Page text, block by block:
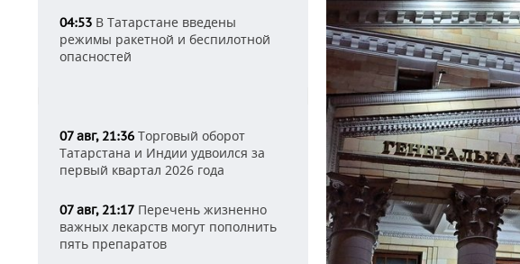
04:53 В Татарстане введены
режимы ракетной и беспилотной
опасностей
07 авг, 21:36 Торговый оборот
Татарстана и Индии удвоился за
первый квартал 2026 года
07 авг, 21:17 Перечень жизненно
важных лекарств могут пополнить
пять препаратов